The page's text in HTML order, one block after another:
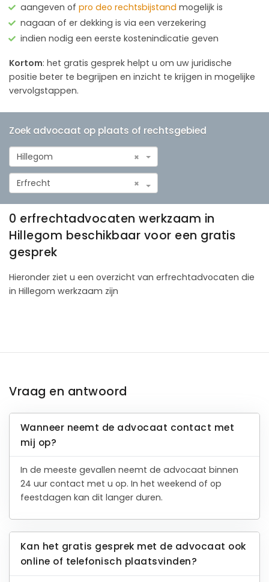
aangeven of pro deo rechtsbijstand mogelijk is
nagaan of er dekking is via een verzekering
indien nodig een eerste kostenindicatie geven
Kortom: het gratis gesprek helpt u om uw juridische
positie beter te begrijpen en inzicht te krijgen in mogelijke
vervolgstappen.
Zoek advocaat op plaats of rechtsgebied
×
Hillegom
×
Erfrecht
0 erfrechtadvocaten werkzaam in
Hillegom beschikbaar voor een gratis
gesprek
Hieronder ziet u een overzicht van erfrechtadvocaten die
in Hillegom werkzaam zijn
Vraag en antwoord
Wanneer neemt de advocaat contact met
mij op?
In de meeste gevallen neemt de advocaat binnen
24 uur contact met u op. In het weekend of op
feestdagen kan dit langer duren.
Kan het gratis gesprek met de advocaat ook
online of telefonisch plaatsvinden?